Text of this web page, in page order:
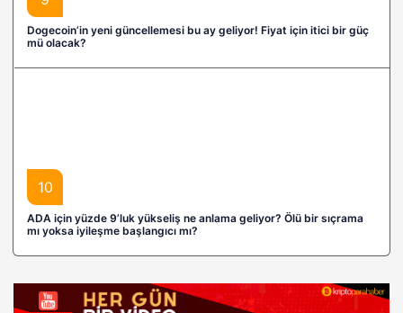
Dogecoin’in yeni güncellemesi bu ay geliyor! Fiyat için itici bir güç
mü olacak?
10
ADA için yüzde 9’luk yükseliş ne anlama geliyor? Ölü bir sıçrama
mı yoksa iyileşme başlangıcı mı?